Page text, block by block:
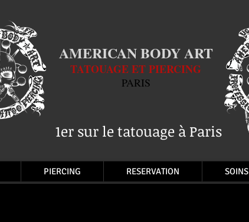
AMERICAN BODY ART
TATOUAGE ET PIERCING
PARIS
1er sur le tatouage à Paris
PIERCING RESERVATION SOINS